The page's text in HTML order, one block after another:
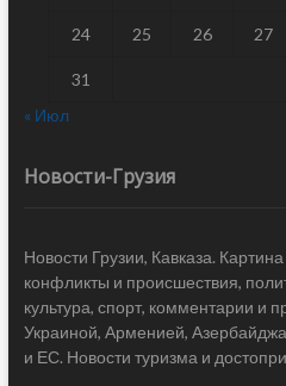
24 25 26 27
31
« Июл
Новости-Грузия
Новости Грузии, Кавказа.
конфликты и происшествия,
культура, спорт, комментарии и
Украиной, Арменией,
и ЕС. Новости туризма и